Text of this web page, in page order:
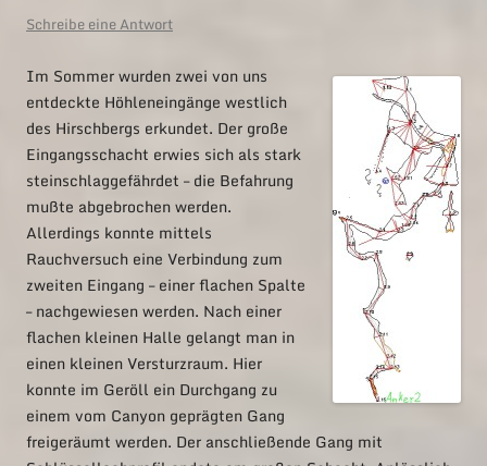
Schreibe eine Antwort
Im Sommer wurden zwei von uns
entdeckte Höhleneingänge westlich
des Hirschbergs erkundet. Der große
Eingangsschacht erwies sich als stark
steinschlaggefährdet – die Befahrung
mußte abgebrochen werden.
Allerdings konnte mittels
Rauchversuch eine Verbindung zum
zweiten Eingang – einer flachen Spalte
– nachgewiesen werden. Nach einer
flachen kleinen Halle gelangt man in
einen kleinen Versturzraum. Hier
konnte im Geröll ein Durchgang zu
einem vom Canyon geprägten Gang
freigeräumt werden. Der anschließende Gang mit